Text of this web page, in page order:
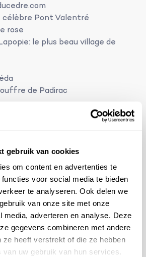
gebruik van cookies
om content en advertenties te
voor social media te bieden
te analyseren. Ook delen we
van onze site met onze
media, adverteren en analyse. Deze
gegevens combineren met andere
ze heeft verstrekt of die ze hebben
uw gebruik van hun services.
célèbre Pont Valentré
rose
le plus beau village de
de Padirac
et 2 salles de bains:
dressing et salle de
dressing et salle de
lavabo et WC
4a (combinaison mur et haie)
1,2m-1,5m de profondeur, avec
sécurisée par une bâche et
chauffée